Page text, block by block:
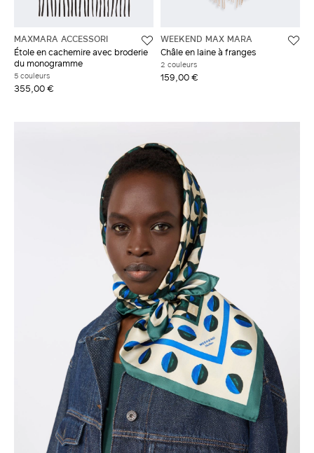
MAXMARA ACCESSORI
Étole en cachemire avec broderie
du monogramme
5 couleurs
355,00 €
WEEKEND MAX MARA
Châle en laine à franges
2 couleurs
159,00 €